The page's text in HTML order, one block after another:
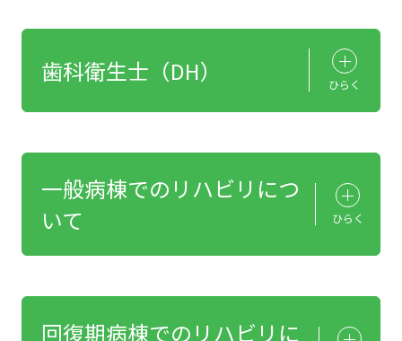
歯科衛生士（DH） ひらく
一般病棟でのリハビリにつ
いて
ひらく
回復期病棟でのリハビリに